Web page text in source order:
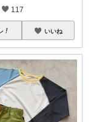
117
いいね